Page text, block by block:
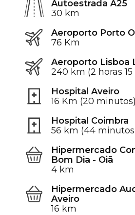
Autoestrada A25
30 km
Aeroporto Porto
76 Km
Aeroporto Lisboa
240 km (2 horas
Hospital Aveiro
16 Km (20 minutos)
Hospital Coimbra
56 km (44
Hipermercado
Bom Dia - Oiã
4 km
Hipermercado
Aveiro
16 km